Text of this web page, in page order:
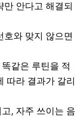
안다고 해결되
호와 맞지 않으면
같은 루틴을 적
따라 결과가 갈리
, 자주 쓰이는 음